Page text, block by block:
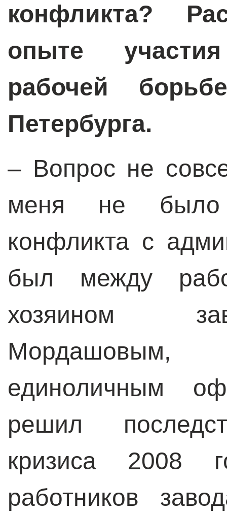
конфликта?
опыте
рабочей
Петербурга.
– Вопрос не
меня не было
конфликта с
был между
хозяином
единоличным
решил
кризиса 2008
работников